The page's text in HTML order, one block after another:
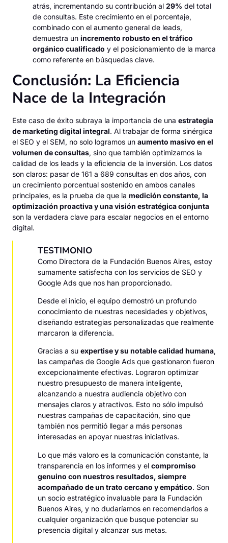
atrás, incrementando su contribución al 29% del total
de consultas. Este crecimiento en el porcentaje,
combinado con el aumento general de leads,
demuestra un incremento robusto en el tráfico
orgánico cualificado y el posicionamiento de la marca
como referente en búsquedas clave.
Conclusión: La Eficiencia
Nace de la Integración
Este caso de éxito subraya la importancia de una estrategia
de marketing digital integral. Al trabajar de forma sinérgica
el SEO y el SEM, no solo logramos un aumento masivo en el
volumen de consultas, sino que también optimizamos la
calidad de los leads y la eficiencia de la inversión. Los datos
son claros: pasar de 161 a 689 consultas en dos años, con
un crecimiento porcentual sostenido en ambos canales
principales, es la prueba de que la medición constante, la
optimización proactiva y una visión estratégica conjunta
son la verdadera clave para escalar negocios en el entorno
digital.
TESTIMONIO
Como Directora de la Fundación Buenos Aires, estoy
sumamente satisfecha con los servicios de SEO y
Google Ads que nos han proporcionado.
Desde el inicio, el equipo demostró un profundo
conocimiento de nuestras necesidades y objetivos,
diseñando estrategias personalizadas que realmente
marcaron la diferencia.
Gracias a su expertise y su notable calidad humana,
las campañas de Google Ads que gestionaron fueron
excepcionalmente efectivas. Lograron optimizar
nuestro presupuesto de manera inteligente,
alcanzando a nuestra audiencia objetivo con
mensajes claros y atractivos. Esto no sólo impulsó
nuestras campañas de capacitación, sino que
también nos permitió llegar a más personas
interesadas en apoyar nuestras iniciativas.
Lo que más valoro es la comunicación constante, la
transparencia en los informes y el compromiso
genuino con nuestros resultados, siempre
acompañado de un trato cercano y empático. Son
un socio estratégico invaluable para la Fundación
Buenos Aires, y no dudaríamos en recomendarlos a
cualquier organización que busque potenciar su
presencia digital y alcanzar sus metas.